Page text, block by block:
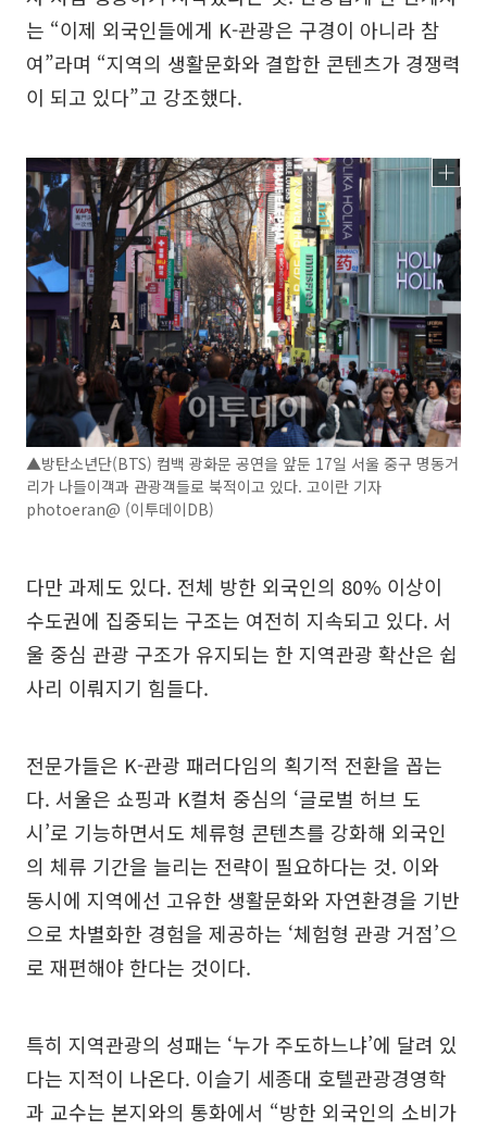
는 “이제 외국인들에게 K-관광은 구경이 아니라 참
여”라며 “지역의 생활문화와 결합한 콘텐츠가 경쟁력
이 되고 있다”고 강조했다.
▲방탄소년단(BTS) 컴백 광화문 공연을 앞둔 17일 서울 중구 명동거
리가 나들이객과 관광객들로 북적이고 있다. 고이란 기자
photoeran@ (이투데이DB)
다만 과제도 있다. 전체 방한 외국인의 80% 이상이
수도권에 집중되는 구조는 여전히 지속되고 있다. 서
울 중심 관광 구조가 유지되는 한 지역관광 확산은 쉽
사리 이뤄지기 힘들다.
전문가들은 K-관광 패러다임의 획기적 전환을 꼽는
다. 서울은 쇼핑과 K컬처 중심의 ‘글로벌 허브 도
시’로 기능하면서도 체류형 콘텐츠를 강화해 외국인
의 체류 기간을 늘리는 전략이 필요하다는 것. 이와
동시에 지역에선 고유한 생활문화와 자연환경을 기반
으로 차별화한 경험을 제공하는 ‘체험형 관광 거점’으
로 재편해야 한다는 것이다.
특히 지역관광의 성패는 ‘누가 주도하느냐’에 달려 있
다는 지적이 나온다. 이슬기 세종대 호텔관광경영학
과 교수는 본지와의 통화에서 “방한 외국인의 소비가